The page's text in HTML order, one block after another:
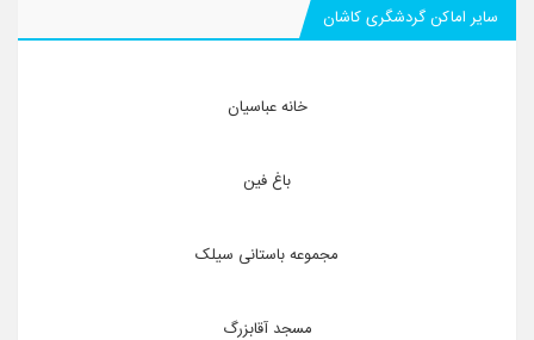
سایر اماکن گردشگری کاشان
خانه عباسیان
باغ فین
مجموعه باستانی سیلک
مسجد آقابزرگ